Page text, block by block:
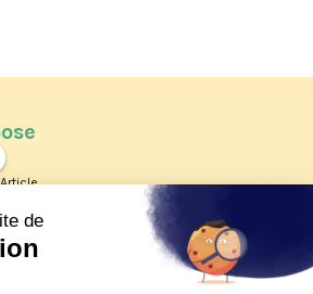
Article
Les reportages d'été 2026 de KTO